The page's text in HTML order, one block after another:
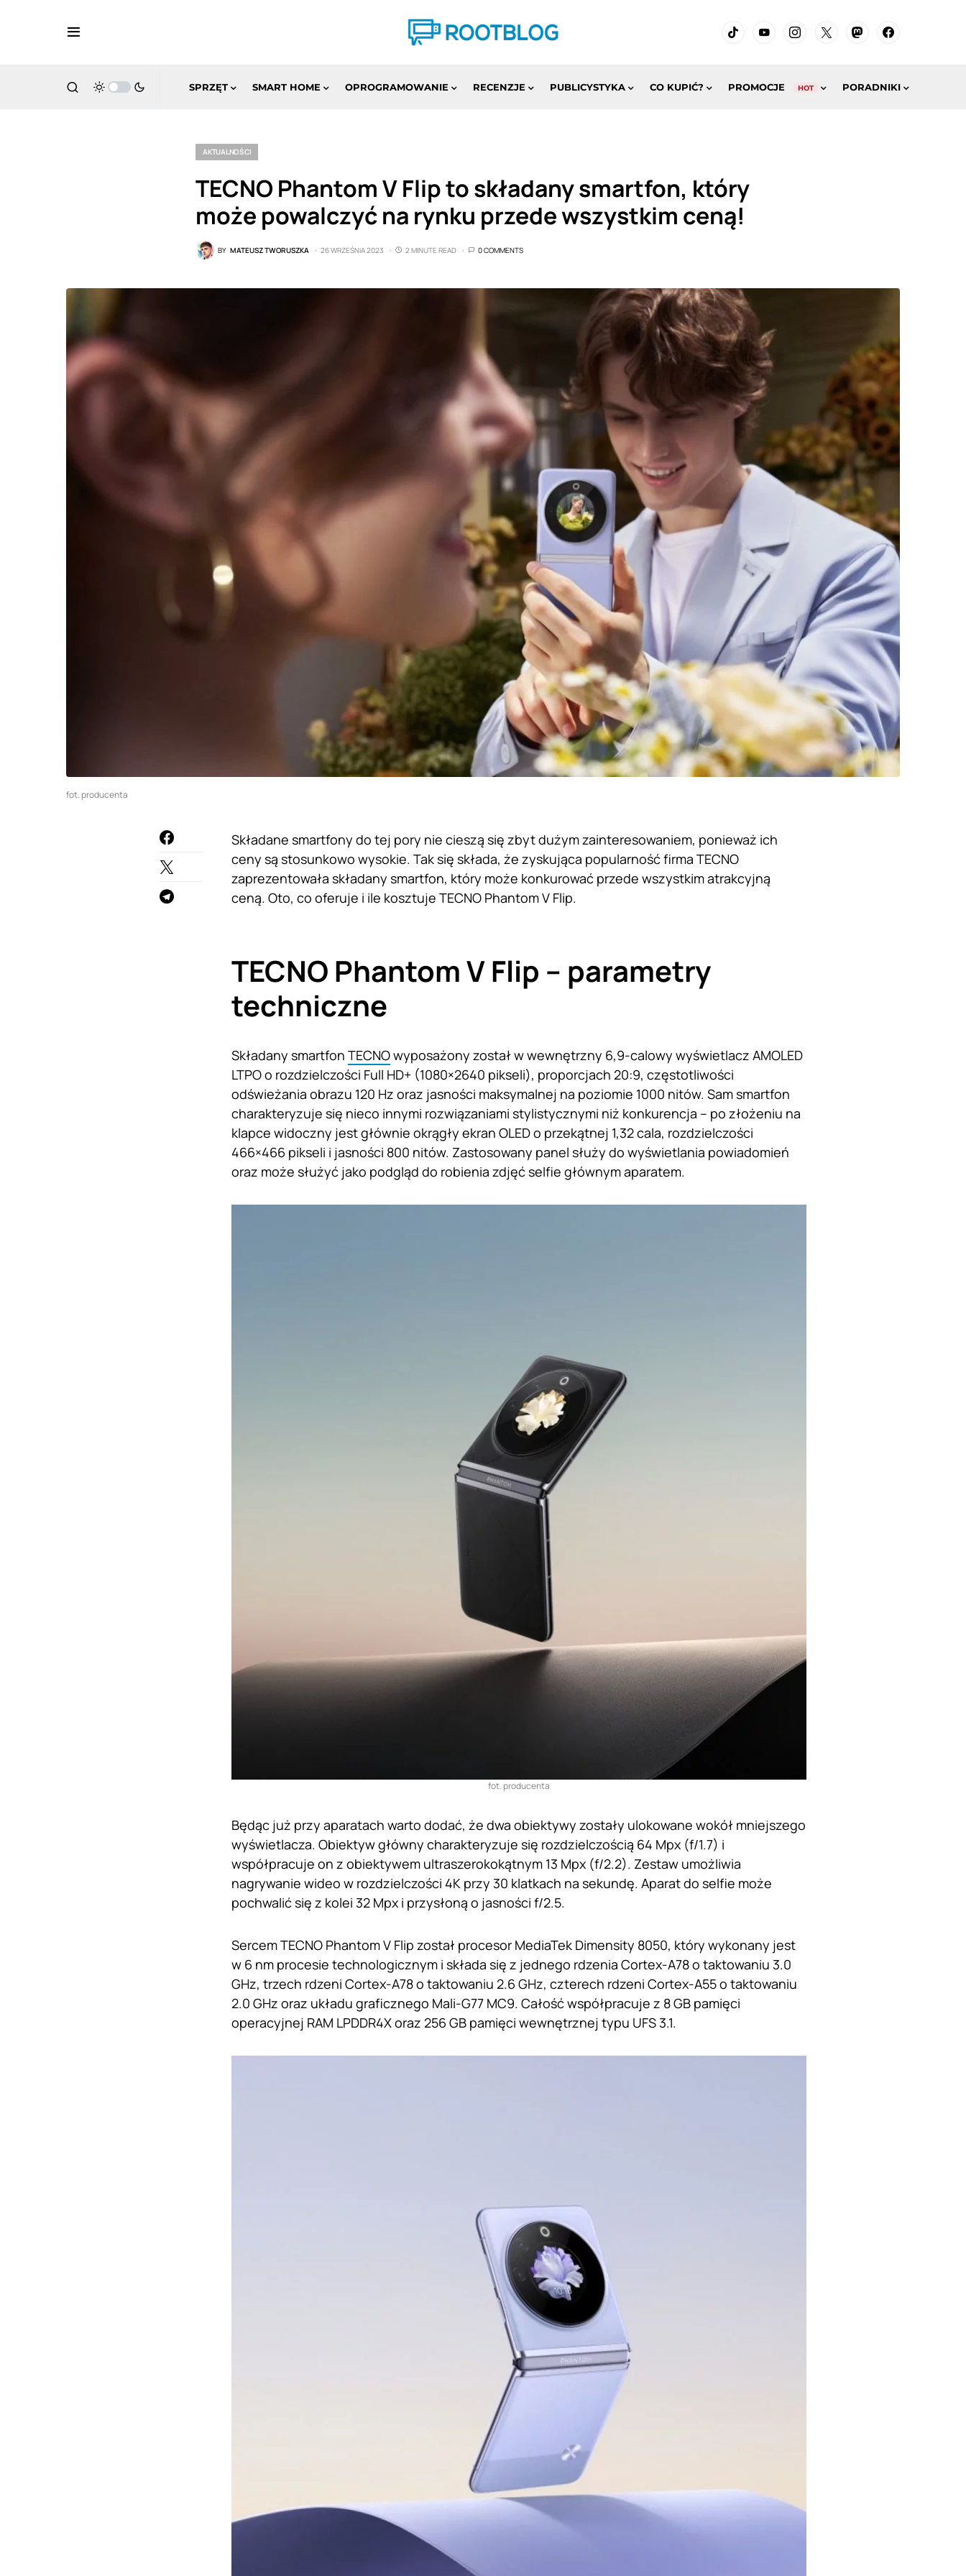
SPRZĘT SMART HOME OPROGRAMOWANIE RECENZJE PUBLICYSTYKA CO KUPIĆ? PROMOCJE HOT PORADNIKI
AKTUALNOŚCI
TECNO Phantom V Flip to składany smartfon, który
może powalczyć na rynku przede wszystkim ceną!
BY MATEUSZ TWORUSZKA 26 WRZEŚNIA 2023 2 MINUTE READ 0 COMMENTS
fot. producenta
Składane smartfony do tej pory nie cieszą się zbyt dużym zainteresowaniem, ponieważ ich
ceny są stosunkowo wysokie. Tak się składa, że zyskująca popularność firma TECNO
zaprezentowała składany smartfon, który może konkurować przede wszystkim atrakcyjną
ceną. Oto, co oferuje i ile kosztuje TECNO Phantom V Flip.
TECNO Phantom V Flip – parametry
techniczne
Składany smartfon TECNOwyposażony został w wewnętrzny 6,9-calowy wyświetlacz AMOLED
LTPO o rozdzielczości Full HD+ (1080×2640 pikseli), proporcjach 20:9, częstotliwości
odświeżania obrazu 120 Hz oraz jasności maksymalnej na poziomie 1000 nitów. Sam smartfon
charakteryzuje się nieco innymi rozwiązaniami stylistycznymi niż konkurencja – po złożeniu na
klapce widoczny jest głównie okrągły ekran OLED o przekątnej 1,32 cala, rozdzielczości
466×466 pikseli i jasności 800 nitów. Zastosowany panel służy do wyświetlania powiadomień
oraz może służyć jako podgląd do robienia zdjęć selfie głównym aparatem.
fot. producenta
Będąc już przy aparatach warto dodać, że dwa obiektywy zostały ulokowane wokół mniejszego
wyświetlacza. Obiektyw główny charakteryzuje się rozdzielczością 64 Mpx (f/1.7) i
współpracuje on z obiektywem ultraszerokokątnym 13 Mpx (f/2.2). Zestaw umożliwia
nagrywanie wideo w rozdzielczości 4K przy 30 klatkach na sekundę. Aparat do selfie może
pochwalić się z kolei 32 Mpx i przysłoną o jasności f/2.5.
Sercem TECNO Phantom V Flip został procesor MediaTek Dimensity 8050, który wykonany jest
w 6 nm procesie technologicznym i składa się z jednego rdzenia Cortex-A78 o taktowaniu 3.0
GHz, trzech rdzeni Cortex-A78 o taktowaniu 2.6 GHz, czterech rdzeni Cortex-A55 o taktowaniu
2.0 GHz oraz układu graficznego Mali-G77 MC9. Całość współpracuje z 8 GB pamięci
operacyjnej RAM LPDDR4X oraz 256 GB pamięci wewnętrznej typu UFS 3.1.